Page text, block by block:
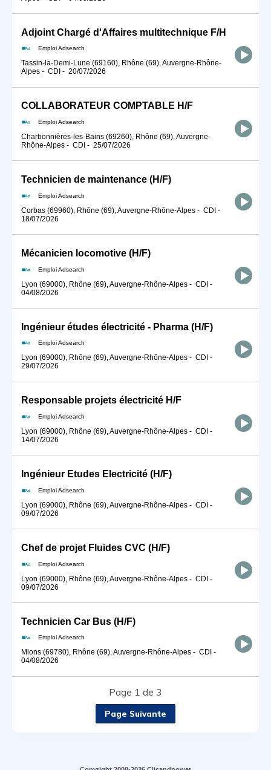
Adjoint Chargé d'Affaires multitechnique F/H
Emploi Adsearch
Tassin-la-Demi-Lune (69160), Rhône (69), Auvergne-Rhône-
Alpes - CDI - 20/07/2026
COLLABORATEUR COMPTABLE H/F
Emploi Adsearch
Charbonnières-les-Bains (69260), Rhône (69), Auvergne-
Rhône-Alpes - CDI - 25/07/2026
Technicien de maintenance (H/F)
Emploi Adsearch
Corbas (69960), Rhône (69), Auvergne-Rhône-Alpes - CDI -
18/07/2026
Mécanicien locomotive (H/F)
Emploi Adsearch
Lyon (69000), Rhône (69), Auvergne-Rhône-Alpes - CDI -
04/08/2026
Ingénieur études électricité - Pharma (H/F)
Emploi Adsearch
Lyon (69000), Rhône (69), Auvergne-Rhône-Alpes - CDI -
29/07/2026
Responsable projets électricité H/F
Emploi Adsearch
Lyon (69000), Rhône (69), Auvergne-Rhône-Alpes - CDI -
14/07/2026
Ingénieur Etudes Electricité (H/F)
Emploi Adsearch
Lyon (69000), Rhône (69), Auvergne-Rhône-Alpes - CDI -
09/07/2026
Chef de projet Fluides CVC (H/F)
Emploi Adsearch
Lyon (69000), Rhône (69), Auvergne-Rhône-Alpes - CDI -
09/07/2026
Technicien Car Bus (H/F)
Emploi Adsearch
Mions (69780), Rhône (69), Auvergne-Rhône-Alpes - CDI -
04/08/2026
Page 1 de 3
Page Suivante